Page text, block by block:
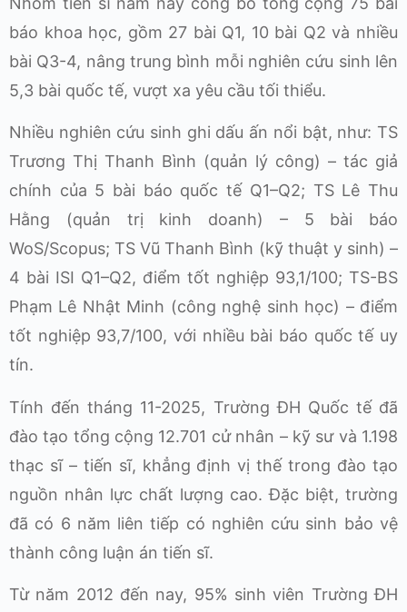
báo khoa học, gồm 27 bài Q1, 10 bài Q2 và nhiều
bài Q3-4, nâng trung bình mỗi nghiên cứu sinh lên
5,3 bài quốc tế, vượt xa yêu cầu tối thiểu.
Nhiều nghiên cứu sinh ghi dấu ấn nổi bật, như: TS
Trương Thị Thanh Bình (quản lý công) – tác giả
chính của 5 bài báo quốc tế Q1–Q2; TS Lê Thu
Hằng (quản trị kinh doanh) – 5 bài báo
WoS/Scopus; TS Vũ Thanh Bình (kỹ thuật y sinh) –
4 bài ISI Q1–Q2, điểm tốt nghiệp 93,1/100; TS-BS
Phạm Lê Nhật Minh (công nghệ sinh học) – điểm
tốt nghiệp 93,7/100, với nhiều bài báo quốc tế uy
tín.
Tính đến tháng 11-2025, Trường ĐH Quốc tế đã
đào tạo tổng cộng 12.701 cử nhân – kỹ sư và 1.198
thạc sĩ – tiến sĩ, khẳng định vị thế trong đào tạo
nguồn nhân lực chất lượng cao. Đặc biệt, trường
đã có 6 năm liên tiếp có nghiên cứu sinh bảo vệ
thành công luận án tiến sĩ.
Từ năm 2012 đến nay, 95% sinh viên Trường ĐH